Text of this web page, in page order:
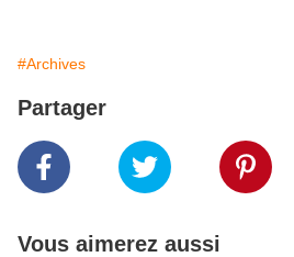
#Archives
Partager
Vous aimerez aussi